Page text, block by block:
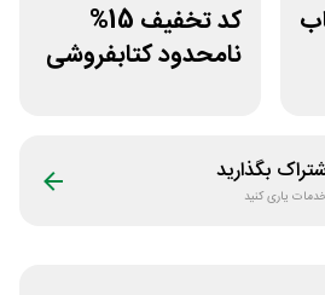
کد تخفیف 15%
نامحدود کتابفروشی
بگذارید
یاری کنید